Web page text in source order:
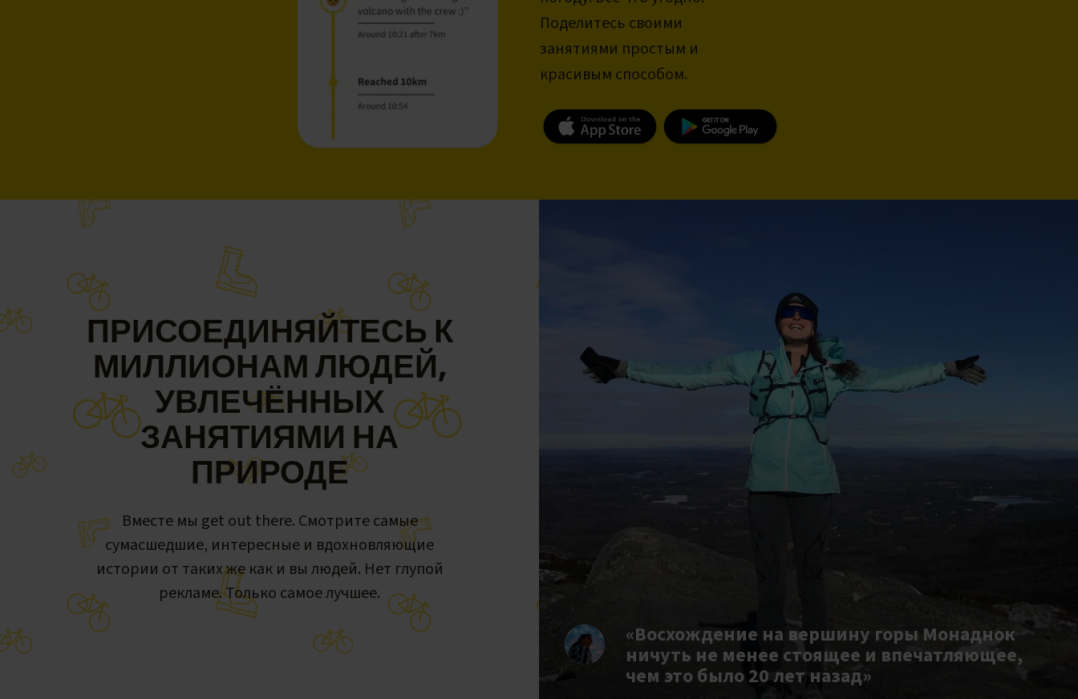
Поделитесь своими
занятиями простым и
красивым способом.
ПРИСОЕДИНЯЙТЕСЬ К
МИЛЛИОНАМ ЛЮДЕЙ,
УВЛЕЧЁННЫХ
ЗАНЯТИЯМИ НА
ПРИРОДЕ
Вместе мы get out there. Смотрите самые
сумасшедшие, интересные и вдохновляющие
истории от таких же как и вы людей. Нет глупой
рекламе. Только самое лучшее.
«Восхождение на вершину горы Монаднок
ничуть не менее стоящее и впечатляющее,
чем это было 20 лет назад»